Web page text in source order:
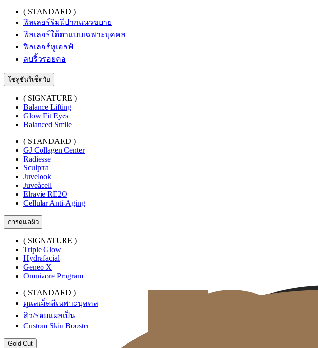
( STANDARD )
ฟิลเลอร์ริมฝีปากแนวขยาย
ฟิลเลอร์ใต้ตาแบบเฉพาะบุคคล
ฟิลเลอร์หูเอลฟ์
ลบริ้วรอยคอ
โซลูชันรีเซ็ตวัย
( SIGNATURE )
Balance Lifting
Glow Fit Eyes
Balanced Smile
( STANDARD )
GJ Collagen Center
Radiesse
Sculptra
Juvelook
Juveàcell
Elravie RE2O
Cellular Anti-Aging
การดูแลผิว
( SIGNATURE )
Triple Glow
Hydrafacial
Geneo X
Omnivore Program
( STANDARD )
ดูแลเม็ดสีเฉพาะบุคคล
สิว/รอยแผลเป็น
Custom Skin Booster
Gold Cut